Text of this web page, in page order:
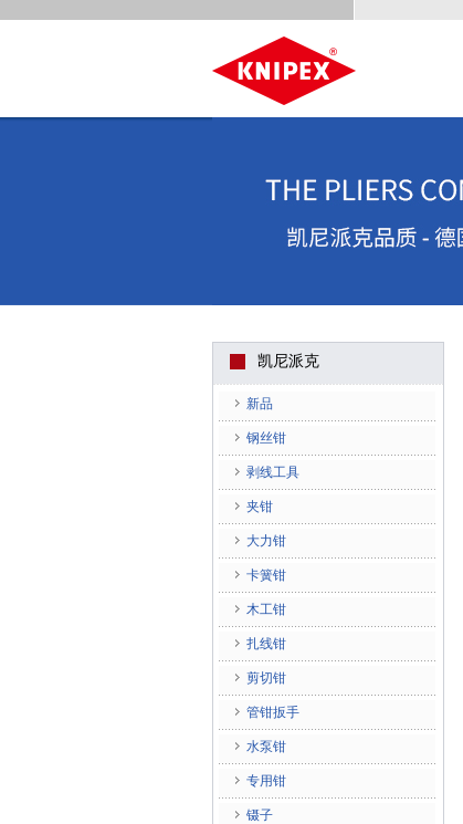
凯尼派克
新品
钢丝钳
剥线工具
夹钳
大力钳
卡簧钳
木工钳
扎线钳
剪切钳
管钳扳手
水泵钳
专用钳
镊子